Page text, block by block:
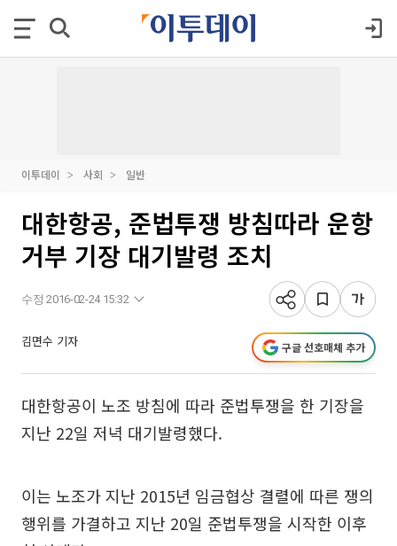
이투데이 사회 일반
대한항공, 준법투쟁 방침따라 운항
거부 기장 대기발령 조치
수정 2016-02-24 15:32
김면수 기자 구글 선호매체 추가
대한항공이 노조 방침에 따라 준법투쟁을 한 기장을
지난 22일 저녁 대기발령했다.
이는 노조가 지난 2015년 임금협상 결렬에 따른 쟁의
행위를 가결하고 지난 20일 준법투쟁을 시작한 이후